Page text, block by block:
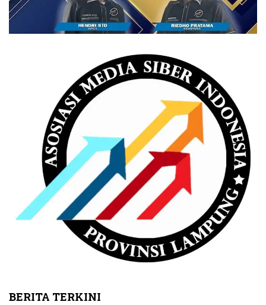
BERITA TERKINI